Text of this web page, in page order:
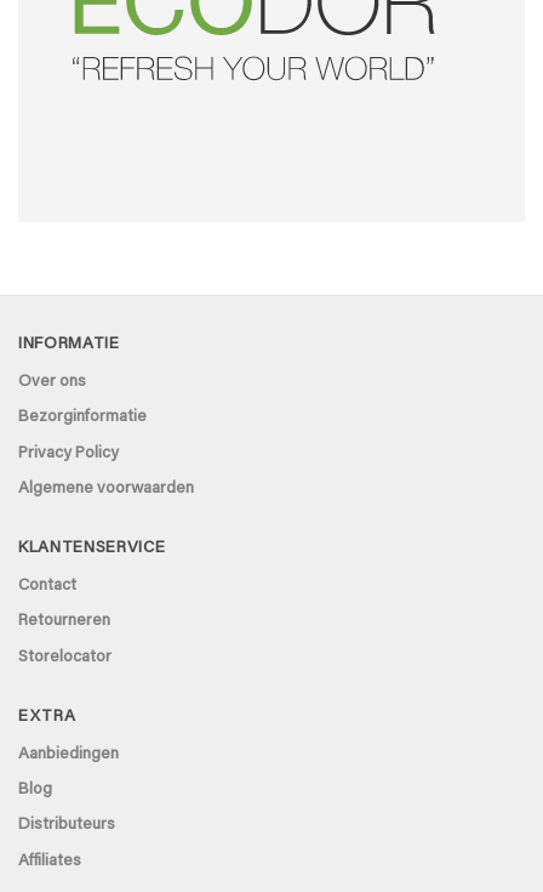
INFORMATIE
Over ons
Bezorginformatie
Privacy Policy
Algemene voorwaarden
KLANTENSERVICE
Contact
Retourneren
Storelocator
EXTRA
Aanbiedingen
Blog
Distributeurs
Affiliates